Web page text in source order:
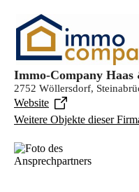
Immo-Company
2752 Wöllersdorf,
Website
Weitere Objekte dieser